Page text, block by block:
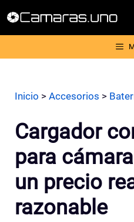
Inicio > Accesorios >
Cargador
para
un precio
razonable